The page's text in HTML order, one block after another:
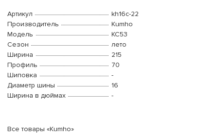
Артикул
kh16c-22
Производитель
Kumho
Модель
KC53
Сезон
лето
Ширина
215
Профиль
70
Шиповка
-
Диаметр шины
16
Ширина в дюймах
-
Все товары «Kumho»